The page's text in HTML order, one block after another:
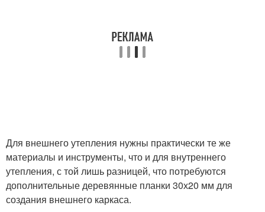
Для внешнего утепления нужны практически те же
материалы и инструменты, что и для внутреннего
утепления, с той лишь разницей, что потребуются
дополнительные деревянные планки 30х20 мм для
создания внешнего каркаса.